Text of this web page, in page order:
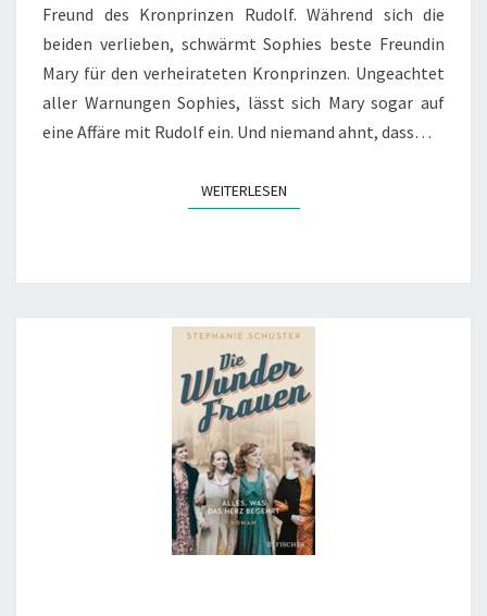
Freund des Kronprinzen Rudolf. Während sich die
beiden verlieben, schwärmt Sophies beste Freundin
Mary für den verheirateten Kronprinzen. Ungeachtet
aller Warnungen Sophies, lässt sich Mary sogar auf
eine Affäre mit Rudolf ein. Und niemand ahnt, dass…
WEITERLESENWEITERLESEN